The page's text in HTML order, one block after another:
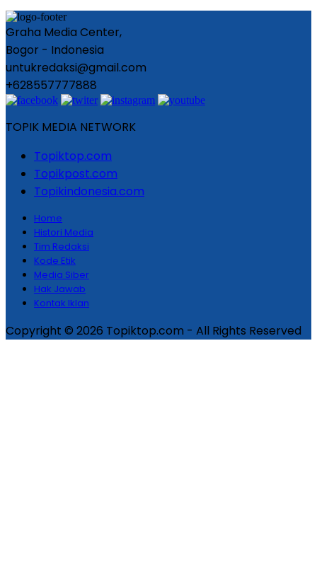
Graha Media Center,
Bogor - Indonesia
untukredaksi@gmail.com
+628557777888
TOPIK MEDIA NETWORK
Topiktop.com
Topikpost.com
Topikindonesia.com
Home
Histori Media
Tim Redaksi
Kode Etik
Media Siber
Hak Jawab
Kontak Iklan
Copyright © 2026 Topiktop.com - All Rights Reserved